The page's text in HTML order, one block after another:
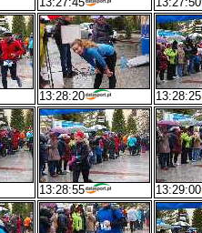
13:28:20 13:28:25
13:28:55 13:29:00